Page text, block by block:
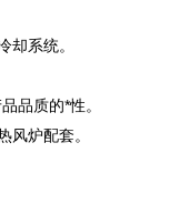
却系统。
品质的*性。
风炉配套。